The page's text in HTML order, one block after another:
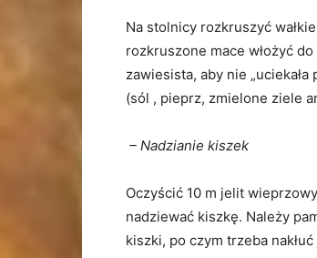
Na stolnicy rozkruszyć
rozkruszone mace włożyć
zawiesista, aby nie
(sól , pieprz, zmielone ziele
– Nadzianie kiszek
Oczyścić 10 m jelit
nadziewać kiszkę. Należy
kiszki, po czym trzeba